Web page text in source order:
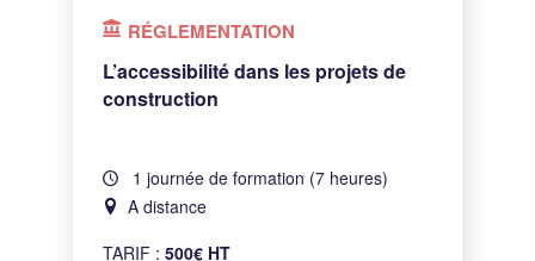
RÉGLEMENTATION
L’accessibilité dans les projets de
construction
1 journée de formation (7 heures)
A distance
TARIF :500€ HT